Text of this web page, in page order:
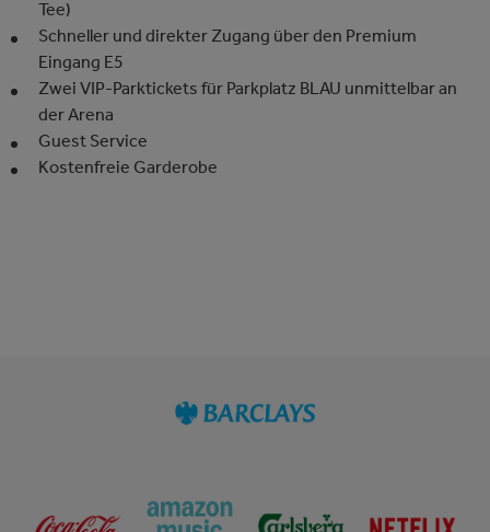
Tee)
Schneller und direkter Zugang über den Premium
Eingang E5
Zwei VIP-Parktickets für Parkplatz BLAU unmittelbar an
der Arena
Guest Service
Kostenfreie Garderobe